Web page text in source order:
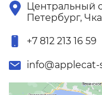
Центральный
Петербург,
+7 812 213 16 59
info@applecat-